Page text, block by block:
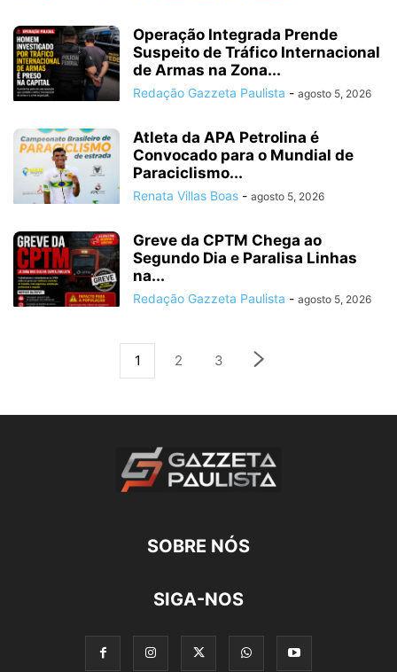
Operação Integrada Prende
Suspeito de Tráfico Internacional
de Armas na Zona...
Redação Gazzeta Paulista - agosto 5, 2026
Atleta da APA Petrolina é
Convocado para o Mundial de
Paraciclismo...
Renata Villas Boas - agosto 5, 2026
Greve da CPTM Chega ao
Segundo Dia e Paralisa Linhas
na...
Redação Gazzeta Paulista - agosto 5, 2026
1 2 3
SOBRE NÓS
SIGA-NOS